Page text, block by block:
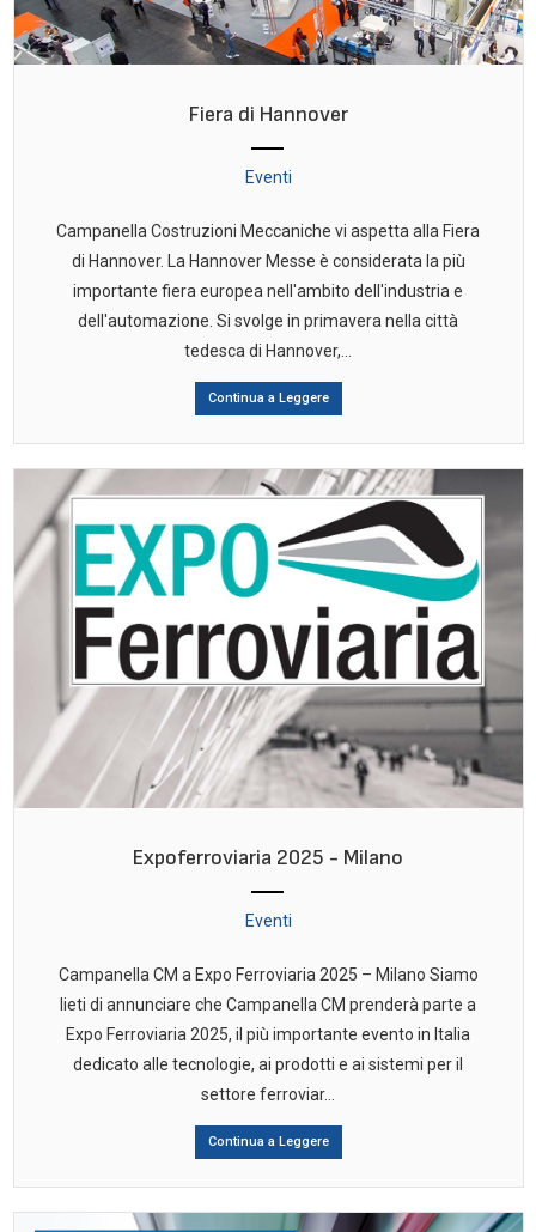
Fiera di Hannover
Eventi
Campanella Costruzioni Meccaniche vi aspetta alla Fiera
di Hannover. La Hannover Messe è considerata la più
importante fiera europea nell'ambito dell'industria e
dell'automazione. Si svolge in primavera nella città
tedesca di Hannover,...
Continua a Leggere
Expoferroviaria 2025 - Milano
Eventi
Campanella CM a Expo Ferroviaria 2025 – Milano Siamo
lieti di annunciare che Campanella CM prenderà parte a
Expo Ferroviaria 2025, il più importante evento in Italia
dedicato alle tecnologie, ai prodotti e ai sistemi per il
settore ferroviar...
Continua a Leggere